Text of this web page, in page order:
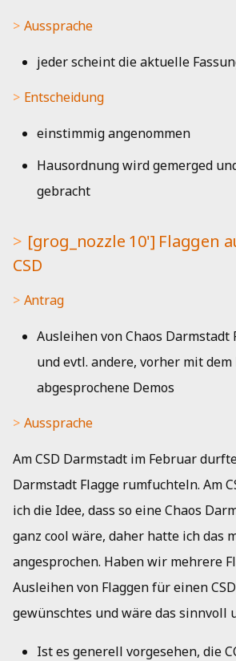
Entscheidung
[hexa 15'] Goodies für
Antrag
Aussprache
Entscheidung
Jahresbericht 2009
Jahresbericht 2008
Aussprache
jeder scheint die aktuelle
Entscheidung
einstimmig angenommen
Hausordnung wird gemerged
gebracht
[grog_nozzle 10'] Flaggen
CSD
Antrag
Ausleihen von Chaos Darmstadt
und evtl. andere, vorher mit
abgesprochene Demos
Aussprache
Am CSD Darmstadt im Februar
Darmstadt Flagge rumfuchteln. Am
ich die Idee, dass so eine Chaos
ganz cool wäre, daher hatte ich das
angesprochen. Haben wir mehrere
Ausleihen von Flaggen für einen
gewünschtes und wäre das sinnvoll
Ist es generell vorgesehen, die